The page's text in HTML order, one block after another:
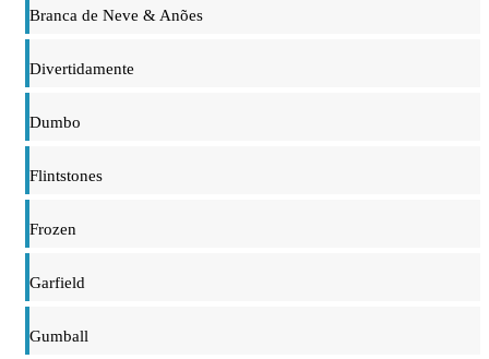
Branca de Neve & Anões
Divertidamente
Dumbo
Flintstones
Frozen
Garfield
Gumball